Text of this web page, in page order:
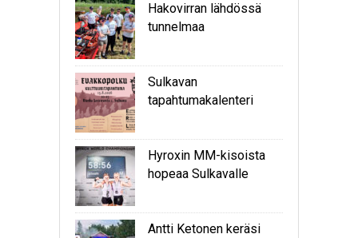
Hakovirran lähdössä
tunnelmaa
Sulkavan
tapahtumakalenteri
Hyroxin MM-kisoista
hopeaa Sulkavalle
Antti Ketonen keräsi